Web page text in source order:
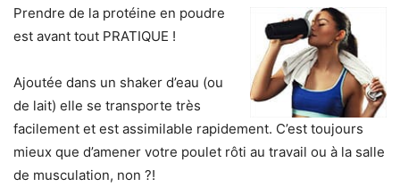
Prendre de la protéine en poudre
est avant tout PRATIQUE !
Ajoutée dans un shaker d’eau (ou
de lait) elle se transporte très
facilement et est assimilable rapidement. C’est toujours
mieux que d’amener votre poulet rôti au travail ou à la salle
de musculation, non ?!